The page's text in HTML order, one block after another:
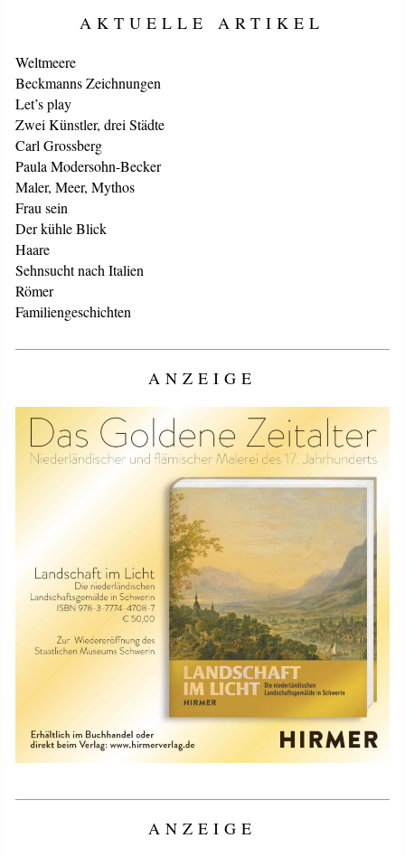
AKTUELLE ARTIKEL
Weltmeere
Beckmanns Zeichnungen
Let’s play
Zwei Künstler, drei Städte
Carl Grossberg
Paula Modersohn-Becker
Maler, Meer, Mythos
Frau sein
Der kühle Blick
Haare
Sehnsucht nach Italien
Römer
Familiengeschichten
ANZEIGE
ANZEIGE